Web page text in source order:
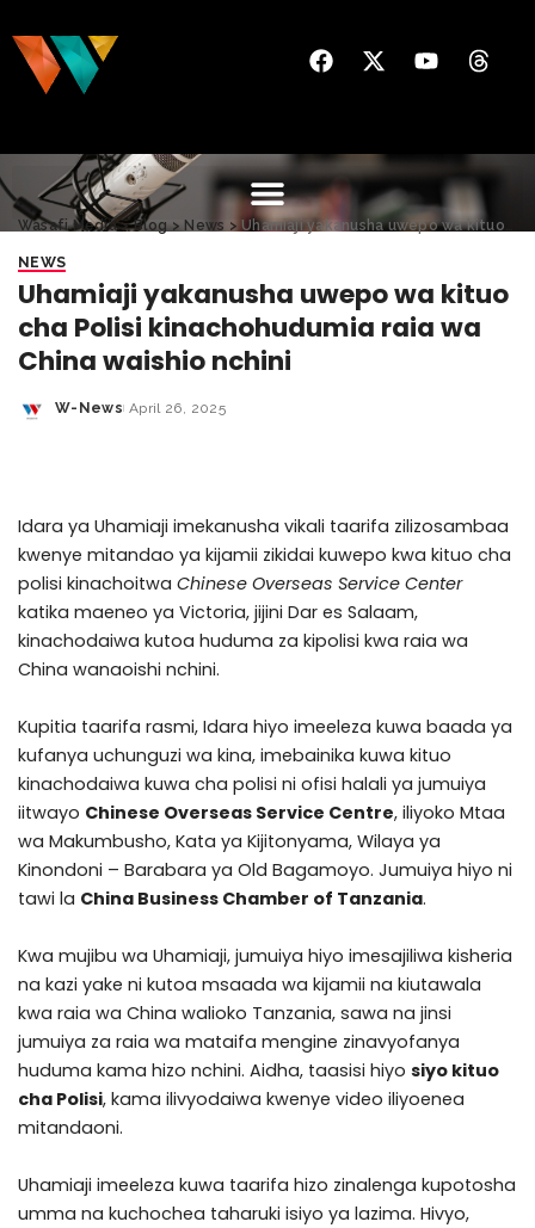
Wasafi Media>Blog> News > Uhamiaji yakanusha uwepo wa kituo cha Polisi kinachohudumia raia wa China waishio nchini
NEWS
Uhamiaji yakanusha uwepo wa kituo
cha Polisi kinachohudumia raia wa
China waishio nchini
W-News April 26, 2025
Idara ya Uhamiaji imekanusha vikali taarifa zilizosambaa
kwenye mitandao ya kijamii zikidai kuwepo kwa kituo cha
polisi kinachoitwa Chinese Overseas Service Center
katika maeneo ya Victoria, jijini Dar es Salaam,
kinachodaiwa kutoa huduma za kipolisi kwa raia wa
China wanaoishi nchini.
Kupitia taarifa rasmi, Idara hiyo imeeleza kuwa baada ya
kufanya uchunguzi wa kina, imebainika kuwa kituo
kinachodaiwa kuwa cha polisi ni ofisi halali ya jumuiya
iitwayo Chinese Overseas Service Centre, iliyoko Mtaa
wa Makumbusho, Kata ya Kijitonyama, Wilaya ya
Kinondoni – Barabara ya Old Bagamoyo. Jumuiya hiyo ni
tawi la China Business Chamber of Tanzania.
Kwa mujibu wa Uhamiaji, jumuiya hiyo imesajiliwa kisheria
na kazi yake ni kutoa msaada wa kijamii na kiutawala
kwa raia wa China walioko Tanzania, sawa na jinsi
jumuiya za raia wa mataifa mengine zinavyofanya
huduma kama hizo nchini. Aidha, taasisi hiyo siyo kituo
cha Polisi, kama ilivyodaiwa kwenye video iliyoenea
mitandaoni.
Uhamiaji imeeleza kuwa taarifa hizo zinalenga kupotosha
umma na kuchochea taharuki isiyo ya lazima. Hivyo,